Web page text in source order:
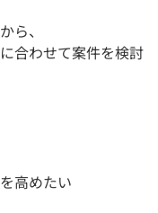
ら、
合わせて案件を検討
高めたい